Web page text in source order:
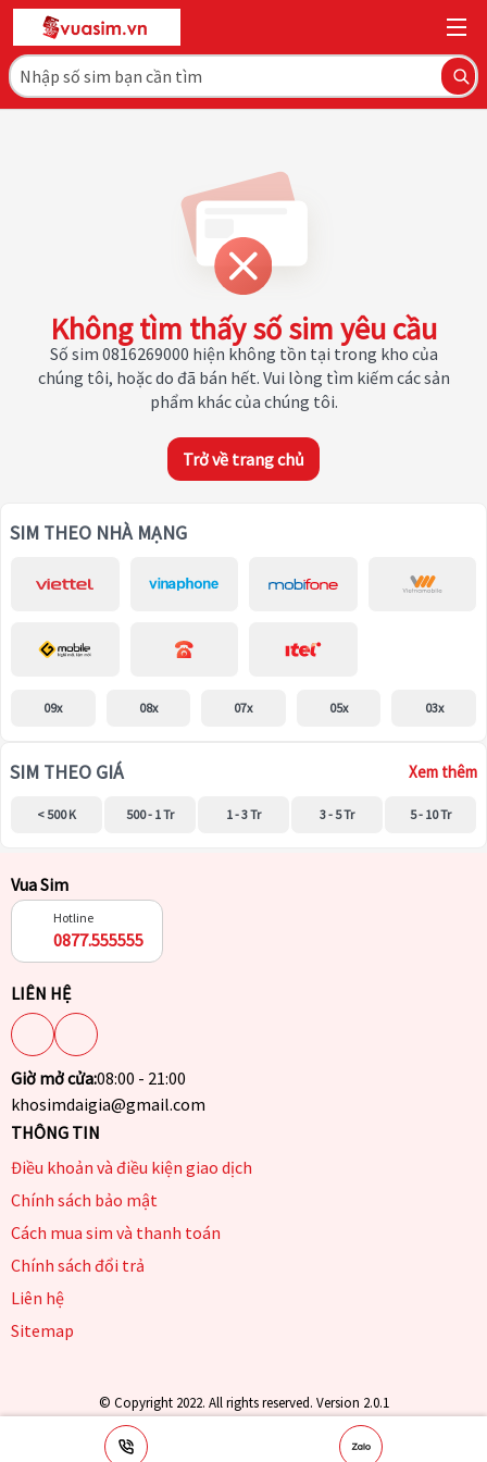
Không tìm thấy số sim yêu cầu
Số sim 0816269000 hiện không tồn tại trong kho của
chúng tôi, hoặc do đã bán hết. Vui lòng tìm kiếm các sản
phẩm khác của chúng tôi.
Trở về trang chủ
SIM THEO NHÀ MẠNG
09x 08x 07x 05x 03x
SIM THEO GIÁ Xem thêm
< 500 K 500 - 1 Tr 1 - 3 Tr 3 - 5 Tr 5 - 10 Tr
Vua Sim
Hotline
0877.555555
LIÊN HỆ
Giờ mở cửa:08:00 - 21:00
khosimdaigia@gmail.com
THÔNG TIN
Điều khoản và điều kiện giao dịch
Chính sách bảo mật
Cách mua sim và thanh toán
Chính sách đổi trả
Liên hệ
Sitemap
© Copyright 2022. All rights reserved. Version 2.0.1